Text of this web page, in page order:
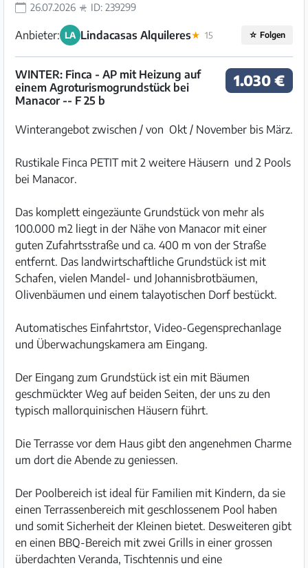
26.07.2026 ID: 239299
Anbieter: LA Lindacasas Alquileres★ 15 ☆ Folgen
1.030 €
WINTER: Finca - AP mit Heizung auf
einem Agroturismogrundstück bei
Manacor -- F 25 b
Winterangebot zwischen / von Okt / November bis März.
Rustikale Finca PETIT mit 2 weitere Häusern und 2 Pools
bei Manacor.
Das komplett eingezäunte Grundstück von mehr als
100.000 m2 liegt in der Nähe von Manacor mit einer
guten Zufahrtsstraße und ca. 400 m von der Straße
entfernt. Das landwirtschaftliche Grundstück ist mit
Schafen, vielen Mandel- und Johannisbrotbäumen,
Olivenbäumen und einem talayotischen Dorf bestückt.
Automatisches Einfahrtstor, Video-Gegensprechanlage
und Überwachungskamera am Eingang.
Der Eingang zum Grundstück ist ein mit Bäumen
geschmückter Weg auf beiden Seiten, der uns zu den
typisch mallorquinischen Häusern führt.
Die Terrasse vor dem Haus gibt den angenehmen Charme
um dort die Abende zu geniessen.
Der Poolbereich ist ideal für Familien mit Kindern, da sie
einen Terrassenbereich mit geschlossenem Pool haben
und somit Sicherheit der Kleinen bietet. Desweiteren gibt
en einen BBQ-Bereich mit zwei Grills in einer grossen
überdachten Veranda, Tischtennis und eine